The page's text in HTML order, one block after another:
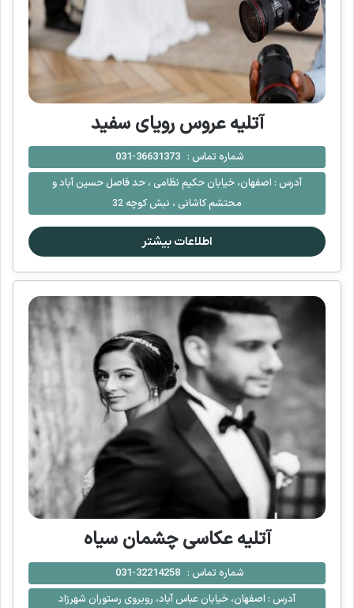
آتلیه عروس رویای سفید
شماره تماس : 36631373-031
آدرس : اصفهان، خیابان حکیم نظامی ، حد فاصل حسین آباد و
محتشم کاشانی ، نبش کوچه 32
اطلاعات بیشتر
آتلیه عکاسی چشمان سیاه
شماره تماس : 32214258-031
آدرس : اصفهان، خیابان عباس آباد، روبروی رستوران شهرزاد